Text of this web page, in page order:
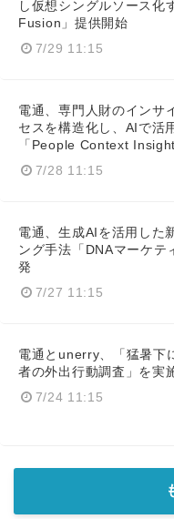
し仮想シングルソース化
Fusion」提供開始
7/29 11:15
電通、専門人財のインサ
セスを構造化し、AIで活
「People Context
7/28 11:15
電通、生成AIを活用した
ング手法「DNAマーケテ
発
7/27 11:15
電通とunerry、「猛暑下
者の外出行動調査」を実
7/24 11:15